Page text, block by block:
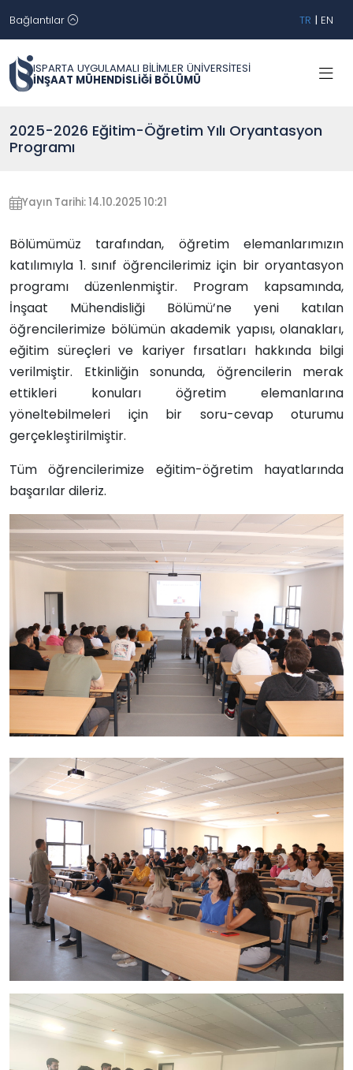
Bağlantılar TR | EN
ISPARTA UYGULAMALI BİLİMLER ÜNİVERSİTESİ
İNŞAAT MÜHENDİSLİĞİ BÖLÜMÜ
2025-2026 Eğitim-Öğretim Yılı Oryantasyon
Programı
Yayın Tarihi: 14.10.2025 10:21
Bölümümüz tarafından, öğretim elemanlarımızın
katılımıyla 1. sınıf öğrencilerimiz için bir oryantasyon
programı düzenlenmiştir. Program kapsamında,
İnşaat Mühendisliği Bölümü’ne yeni katılan
öğrencilerimize bölümün akademik yapısı, olanakları,
eğitim süreçleri ve kariyer fırsatları hakkında bilgi
verilmiştir. Etkinliğin sonunda, öğrencilerin merak
ettikleri konuları öğretim elemanlarına
yöneltebilmeleri için bir soru-cevap oturumu
gerçekleştirilmiştir.
Tüm öğrencilerimize eğitim-öğretim hayatlarında
başarılar dileriz.